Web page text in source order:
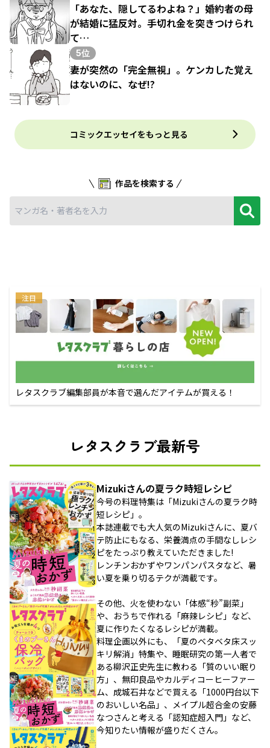
「あなた、隠してるわよね？」婚約者の母
が結婚に猛反対。手切れ金を突きつけられ
て…
5位
妻が突然の「完全無視」。ケンカした覚え
はないのに、なぜ!?
コミックエッセイをもっと見る
作品を検索する
注目
レタスクラブ編集部員が本音で選んだアイテムが買える！
レタスクラブ最新号
Mizukiさんの夏ラク時短レシピ
今号の料理特集は「Mizukiさんの夏ラク時
短レシピ」。
本誌連載でも大人気のMizukiさんに、夏バ
テ防止にもなる、栄養満点の手間なしレシ
ピをたっぷり教えていただきました!
レンチンおかずやワンパンパスタなど、暑
い夏を乗り切るテクが満載です。
その他、火を使わない「体感“秒”副菜」
や、おうちで作れる「麻辣レシピ」など、
夏に作りたくなるレシピが満載。
料理企画以外にも、「夏のベタベタ床スッ
キリ解消」特集や、睡眠研究の第一人者で
ある柳沢正史先生に教わる「質のいい眠り
方」、無印良品やカルディコーヒーファー
ム、成城石井などで買える「1000円台以下
のおいしい名品」、メイプル超合金の安藤
なつさんと考える「認知症超入門」など、
今知りたい情報が盛りだくさん。